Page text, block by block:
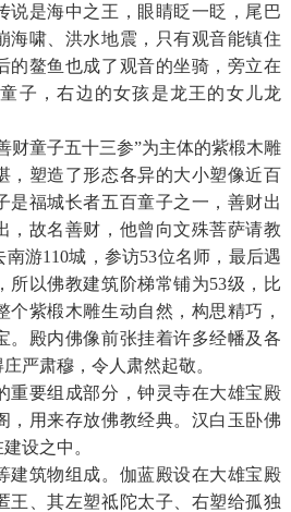
说是海中之王，眼睛眨一眨，尾巴
海啸、洪水地震，只有观音能镇住
的鳌鱼也成了观音的坐骑，旁立在
子，右边的女孩是龙王的女儿龙
财童子五十三参”为主体的紫椴木雕
，塑造了形态各异的大小塑像近百
是福城长者五百童子之一，善财出
，故名善财，他曾向文殊菩萨请教
游110城，参访53位名师，最后遇
所以佛教建筑阶梯常铺为53级，比
个紫椴木雕生动自然，构思精巧，
。殿内佛像前张挂着许多经幡及各
严肃穆，令人肃然起敬。
重要组成部分，钟灵寺在大雄宝殿
，用来存放佛教经典。汉白玉卧佛
设之中。
建筑物组成。伽蓝殿设在大雄宝殿
王、其左塑祗陀太子、右塑给孤独